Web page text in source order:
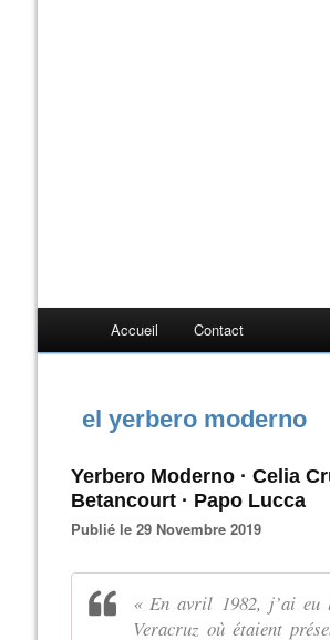
Accueil Contact
el yerbero moderno
Yerbero Moderno · Celia
Betancourt · Papo Lucca
Publié le 29 Novembre 2019
« En avril 1982, j’ai eu
Veracruz où étaient